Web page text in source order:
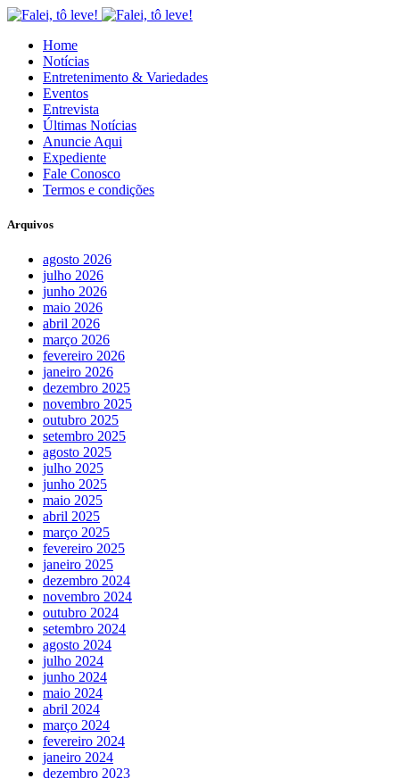
Home
Notícias
Entretenimento & Variedades
Eventos
Entrevista
Últimas Notícias
Anuncie Aqui
Expediente
Fale Conosco
Termos e condições
Arquivos
agosto 2026
julho 2026
junho 2026
maio 2026
abril 2026
março 2026
fevereiro 2026
janeiro 2026
dezembro 2025
novembro 2025
outubro 2025
setembro 2025
agosto 2025
julho 2025
junho 2025
maio 2025
abril 2025
março 2025
fevereiro 2025
janeiro 2025
dezembro 2024
novembro 2024
outubro 2024
setembro 2024
agosto 2024
julho 2024
junho 2024
maio 2024
abril 2024
março 2024
fevereiro 2024
janeiro 2024
dezembro 2023